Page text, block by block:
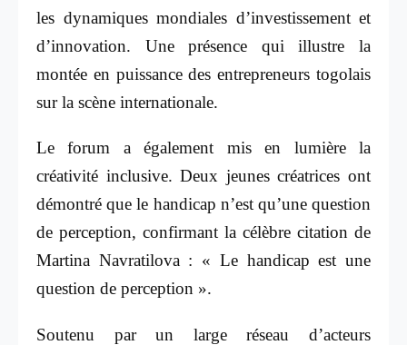
les dynamiques mondiales d’investissement et
d’innovation. Une présence qui illustre la
montée en puissance des entrepreneurs togolais
sur la scène internationale.
Le forum a également mis en lumière la
créativité inclusive. Deux jeunes créatrices ont
démontré que le handicap n’est qu’une question
de perception, confirmant la célèbre citation de
Martina Navratilova : « Le handicap est une
question de perception ».
Soutenu par un large réseau d’acteurs